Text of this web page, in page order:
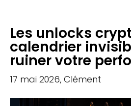
Les unlocks
calendrier
ruiner votre
17 mai 2026, Clément